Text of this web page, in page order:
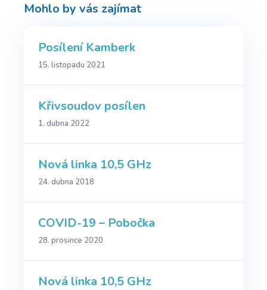
Mohlo by vás zajímat
Posílení Kamberk
15. listopadu 2021
Křivsoudov posílen
1. dubna 2022
Nová linka 10,5 GHz
24. dubna 2018
COVID-19 – Pobočka
28. prosince 2020
Nová linka 10,5 GHz